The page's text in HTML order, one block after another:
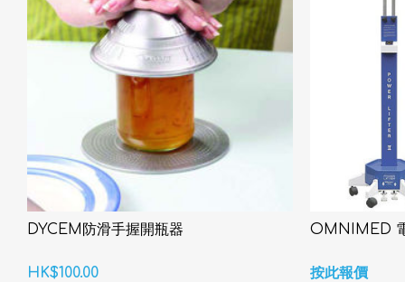
DYCEM防滑手握開瓶器
HK$100.00
OMNIMED
按此報價